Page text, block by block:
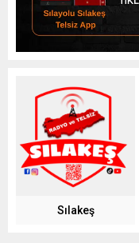
Sılakeş